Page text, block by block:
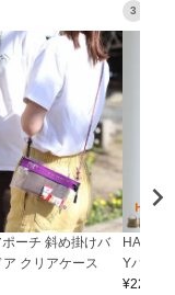
ーチ 斜め掛けバ
クリアケース
3
Yバッグ
¥22,000